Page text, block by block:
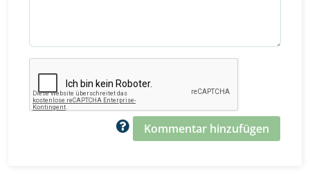
Kommentar hinzufügen